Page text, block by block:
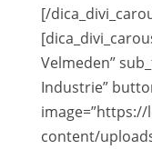
[/
Velmeden”
Industrie”
content/